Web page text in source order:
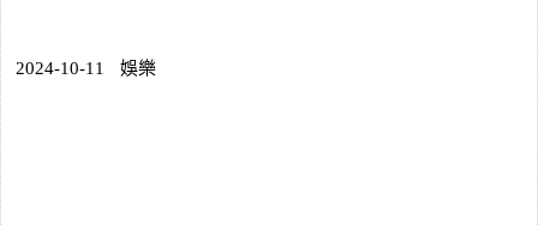
2024-10-11 娛樂